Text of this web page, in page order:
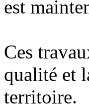
est
Ces
qualité et
territoire.